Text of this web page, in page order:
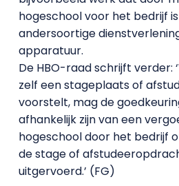
hogeschool voor het bedrijf
andersoortige
apparatuur.
De HBO-raad schrijft verder:
zelf een stageplaats of
voorstelt, mag de
afhankelijk zijn van een
hogeschool door het bedrijf
de stage of
uitgervoerd.’ (FG)